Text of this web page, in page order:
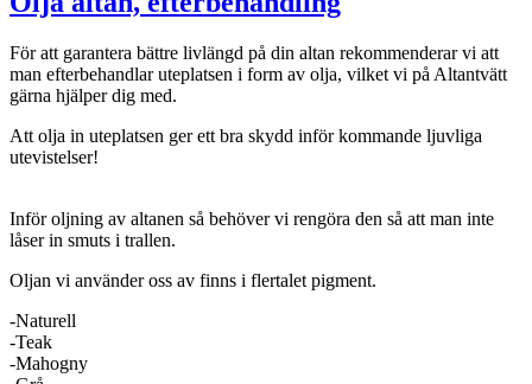
För att garantera bättre livlängd på din altan rekommenderar vi att
man efterbehandlar uteplatsen i form av olja, vilket vi på Altantvätt
gärna hjälper dig med.
Att olja in uteplatsen ger ett bra skydd inför kommande ljuvliga
utevistelser!
Inför oljning av altanen så behöver vi rengöra den så att man inte
låser in smuts i trallen.
Oljan vi använder oss av finns i flertalet pigment.
-Naturell
-Teak
-Mahogny